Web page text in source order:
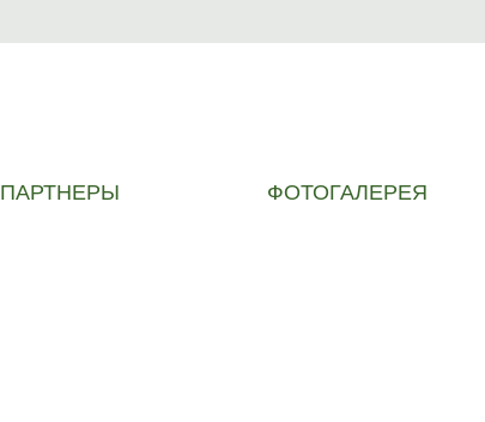
ПАРТНЕРЫ ФОТОГАЛЕРЕЯ